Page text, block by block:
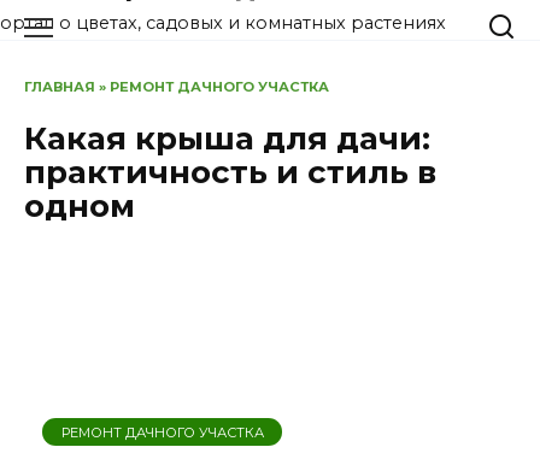
Перейтио цветах, садовых и комнатных растениях
ГЛАВНАЯ » РЕМОНТ ДАЧНОГО УЧАСТКА
Какая крыша для дачи:
практичность и стиль в
одном
РЕМОНТ ДАЧНОГО УЧАСТКА